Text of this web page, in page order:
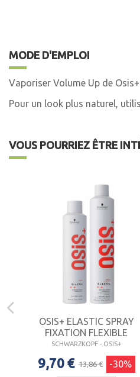
MODE D'EMPLOI
Vaporiser Volume Up de
Pour un look plus naturel,
VOUS POURRIEZ ÊTRE
OSIS+ ELASTIC SPRAY
FIXATION FLEXIBLE
SCHWARZKOPF - OSIS+
9,70 € 13,86 € -30%